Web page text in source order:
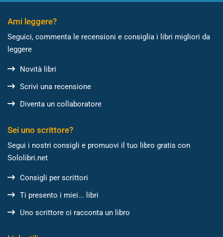
Ami leggere?
Seguici, commenta le recensioni e consiglia i libri migliori da
leggere
Novità libri
Scrivi una recensione
Diventa un collaboratore
Sei uno scrittore?
Segui i nostri consigli e promuovi il tuo libro gratis con
Sololibri.net
Consigli per scrittori
Ti presento i miei... libri
Uno scrittore ci racconta un libro